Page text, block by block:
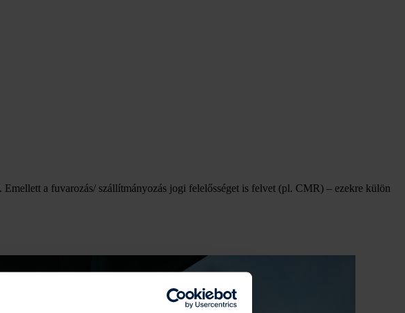
a fuvarozás/ szállítmányozás jogi felelősséget is felvet (pl. CMR) – ezekre külön